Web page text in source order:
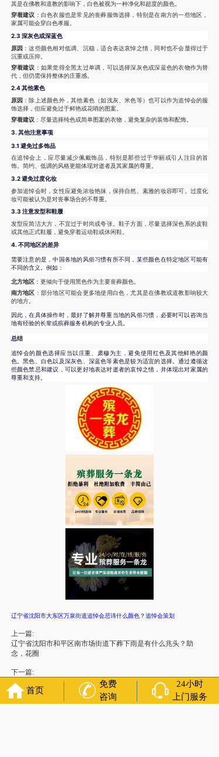
其是在佛教和道教的影响下，白色被视为一种净化和超度的颜色。
穿着建议 ：白色衣服也是常见的丧葬服饰选择，特别是在南方的一些地区，
家属可能会穿白色孝服。
2.3 深灰色或深蓝色
原因 ：这些颜色相对低调、沉稳，适合表达哀悼之情，同时也不会显得过于
沉重或压抑。
穿着建议 ：如果觉得全黑太过单调，可以选择深灰色或深蓝色的衣物作为替
代，但仍需保持整体的庄重感。
2.4 其他素色
原因 ：除上述颜色外，其他素色（如浅灰、米色等）也可以作为追悼会的服
饰选择，但应避免过于鲜艳或花哨的图案。
穿着建议：尽量选择纯色或简单图案的衣物，避免复杂的装饰和配饰。
3. 其他注意事项
3.1 避免过多饰品
在追悼会上，应尽量减少佩戴饰品，特别是那些过于华丽或引人注目的首
饰。简约、低调的风格更能体现对逝者及其家属的尊重。
3.2 避免过度化妆
参加追悼会时，女性应避免浓妆艳抹，保持自然、素雅的妆容即可。过度化
妆可能被认为是对丧事场合的不尊重。
3.3 注意发型和鞋履
发型应简洁大方，不宜过于时尚或夸张。鞋子方面，尽量选择深色系的皮鞋
或其他正式鞋履，避免穿着运动鞋或休闲鞋。
4. 不同地区的差异
需要注意的是，中国各地的风俗习惯有所不同，某些颜色在特定地区可能有
不同的含义。例如：
北方地区：更倾向于使用黑色作为主要丧葬颜色。
南方地区 ：部分地区可能会更多地使用白色，尤其是在佛教或道教影响较大
的地方。
因此，在具体操作时，最好了解并尊重当地的风俗习惯，必要时可以咨询当
地有经验的长辈或殡葬服务机构的专业人员。
总结
追悼会的颜色选择应当以庄重、肃穆为主，避免使用红色及其他鲜艳的颜
色。黑色、白色以及深灰色、深蓝色等素色是较为适宜的选择。通过遵循这
些颜色禁忌和建议，可以更好地表达对逝者的哀悼之情，并体现出对家属的
尊重和支持。
辽宁省沈阳市大东区万泉街道追悼会忌讳什么颜色？追悼会策划
上一篇:
辽宁省沈阳市和平区南市场街道下葬下雨是有什么兆头？助
念，花圈
下一篇:
辽宁省沈阳市大东区前进街道丧葬一条龙服务中的仪式筹备阶
段
首页
免费
咨询
24小时
上门服务